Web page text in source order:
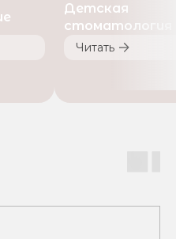
Детская
стоматология
Читать